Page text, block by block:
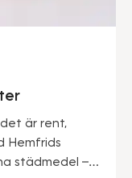
är rent,
Hemfrids
städmedel –